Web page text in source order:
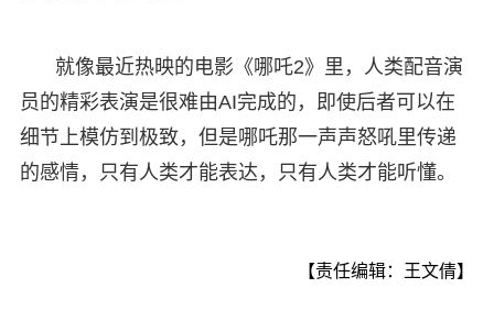
就像最近热映的电影《哪吒2》里，人类配音演
员的精彩表演是很难由AI完成的，即使后者可以在
细节上模仿到极致，但是哪吒那一声声怒吼里传递
的感情，只有人类才能表达，只有人类才能听懂。
【责任编辑：王文倩】